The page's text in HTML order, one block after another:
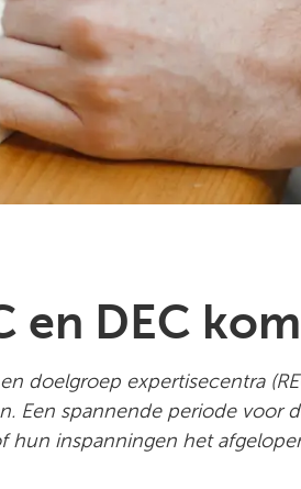
en DEC
doelgroep expertisecentra
Een spannende periode voor
inspanningen het